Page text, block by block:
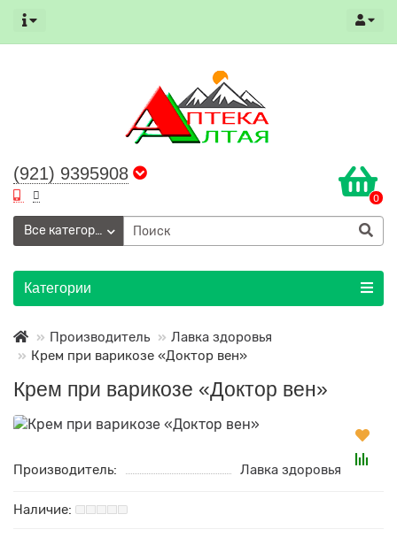
(921) 9395908
0
Все категории
Категории
Производитель
Лавка здоровья
Крем при варикозе «Доктор вен»
Крем при варикозе «Доктор вен»
Производитель: Лавка здоровья